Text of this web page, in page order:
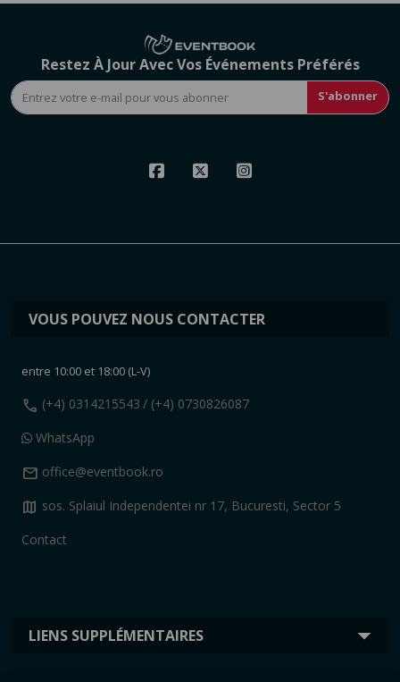
Restez À Jour Avec Vos Événements Préférés
S'abonner
LIENS SUPPLÉMENTAIRES
VOUS POUVEZ NOUS CONTACTER
entre 10:00 et 18:00 (L-V)
call (+4) 0314215543 / (+4) 0730826087
WhatsApp
mail office@eventbook.ro
map sos. Splaiul Independentei nr 17, Bucuresti, Sector 5
Contact